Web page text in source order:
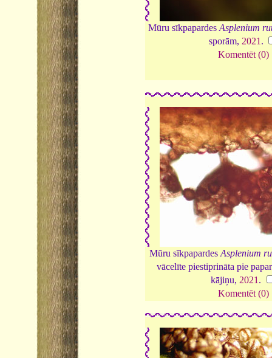
Mūru sīkpapardes Asplenium
sporām, 2021 .
Komentēt (0)
Mūru sīkpapardes Asplenium
vācelīte piestiprināta pie
kājiņu, 2021 .
Komentēt (0)